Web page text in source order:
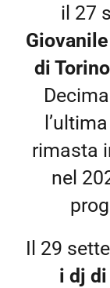
il 27
di Torino
rimasta
nel
Il 29
i dj